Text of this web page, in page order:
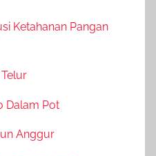
Ketahanan Pangan
Dalam Pot
Anggur